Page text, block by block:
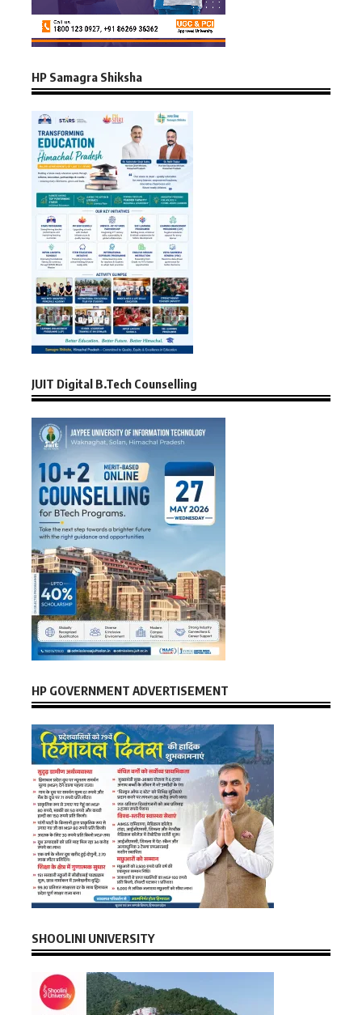
HP Samagra Shiksha
JUIT Digital B.Tech Counselling
HP GOVERNMENT ADVERTISEMENT
SHOOLINI UNIVERSITY